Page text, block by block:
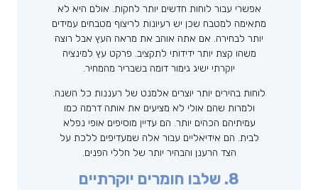
אפשרי עבור לוחות חדשים יותר לחקות. אולם היא לא
מתאימה למטבח שכן יש רעיונות לריצוף מטבחים עמידים
יותר לבחירה. אם אתה אוהב את מראה העץ אבל רוצה
משהו קצת יותר ידידותי לתקציב. פרקט עץ למינציה
יוקרתי ישיג גימור דומה בשבריר מהמחיר.
לוחות בהירים יותר יוצרים אלמנט של רעננות כל השנה.
ולמרות שהם אולי לא מציעים את אותה דרמה כמו
עמיתיהם הכהים יותר. הם עדיין מוסיפים אופי נפלא
לבית. הם אידיאליים עבור אלה שמעדיפים ללכת על
הצד הרענן והבהיר יותר של חללי הפנים.
8. שלבו חומרים יוקרתיים